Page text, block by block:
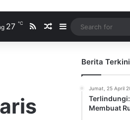
27 ℃ RSSRandom Article
Sidebar
Berita Terkini
Jumat, 25 April
Membuat